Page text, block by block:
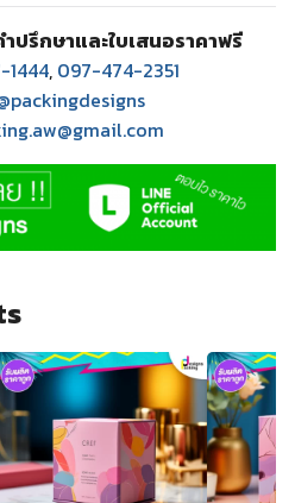
ปรึกษาและใบเสนอราคาฟรี
, 097-474-2351